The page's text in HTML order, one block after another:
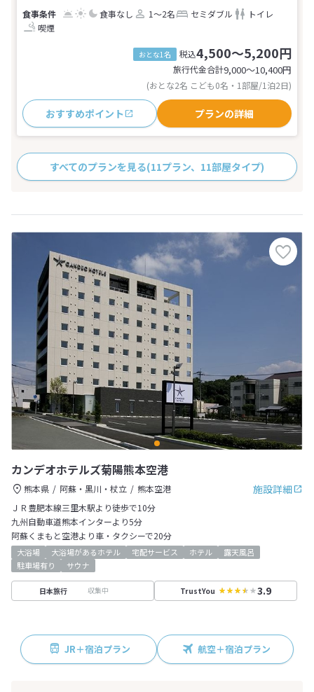
食事なし 1～2名 セミダブル
トイレ
喫煙
おとな1名 税込4,500～5,200円
旅行代金合計9,000〜10,400円
(おとな2名 こども0名・1部屋/1泊2日)
おすすめポイント プランの詳細
すべてのプランを見る(11プラン、11部屋タイプ)
カンデオホテルズ菊陽熊本空港
施設詳細
熊本県 阿蘇・黒川・杖立
熊本空港
ＪＲ豊肥本線三里木駅より徒歩で10分
九州自動車道熊本インターより5分
阿蘇くまもと空港より車・タクシーで20分
大浴場 大浴場があるホテル 宅配サービス ホテル
露天風呂
駐車場有り
サウナ
日本旅行 収集中 TrustYou 3.9
JR＋宿泊プラン 航空＋宿泊プラン